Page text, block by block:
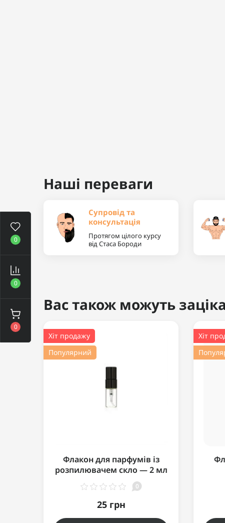
0
0
0
Наші переваги
Супровід та
консультація
Протягом цілого курсу
від Стаса Бороди
Вас також можуть
Хіт продажу
Популярний
Флакон для парфумів із
розпилювачем скло — 2 мл
чорний (еко-спрей)
0
25 грн
Хіт